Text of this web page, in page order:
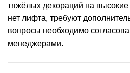
тяжёлых декораций на высокие
нет лифта, требуют
вопросы необходимо
менеджерами.